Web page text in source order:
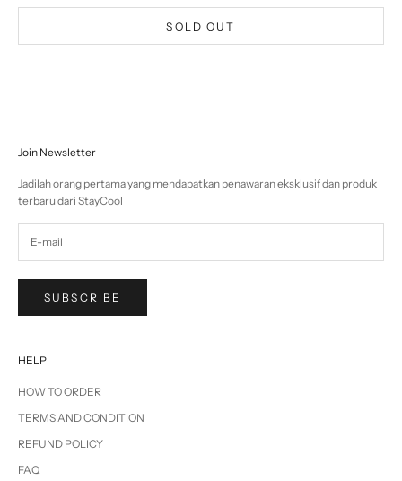
SOLD OUT
Join Newsletter
Jadilah orang pertama yang mendapatkan penawaran eksklusif dan produk
terbaru dari StayCool
SUBSCRIBE
HELP
HOW TO ORDER
TERMS AND CONDITION
REFUND POLICY
FAQ